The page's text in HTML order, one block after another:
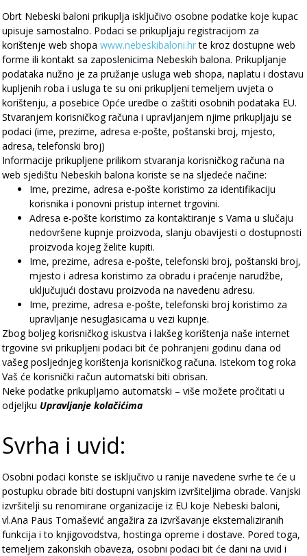
Obrt Nebeski baloni prikuplja isključivo osobne podatke koje kupac
upisuje samostalno. Podaci se prikupljaju registracijom za
korištenje web shopa www.nebeskibaloni.hrte kroz dostupne web
forme ili kontakt sa zaposlenicima Nebeskih balona. Prikupljanje
podataka nužno je za pružanje usluga web shopa, naplatu i dostavu
kupljenih roba i usluga te su oni prikupljeni temeljem uvjeta o
korištenju, a posebice Opće uredbe o zaštiti osobnih podataka EU.
Stvaranjem korisničkog računa i upravljanjem njime prikupljaju se
podaci (ime, prezime, adresa e-pošte, poštanski broj, mjesto,
adresa, telefonski broj)
Informacije prikupljene prilikom stvaranja korisničkog računa na
web sjedištu Nebeskih balona koriste se na sljedeće načine:
Ime, prezime, adresa e-pošte koristimo za identifikaciju
korisnika i ponovni pristup internet trgovini.
Adresa e-pošte koristimo za kontaktiranje s Vama u slučaju
nedovršene kupnje proizvoda, slanju obavijesti o dostupnosti
proizvoda kojeg želite kupiti.
Ime, prezime, adresa e-pošte, telefonski broj, poštanski broj,
mjesto i adresa koristimo za obradu i praćenje narudžbe,
uključujući dostavu proizvoda na navedenu adresu.
Ime, prezime, adresa e-pošte, telefonski broj koristimo za
upravljanje nesuglasicama u vezi kupnje.
Zbog boljeg korisničkog iskustva i lakšeg korištenja naše internet
trgovine svi prikupljeni podaci bit će pohranjeni godinu dana od
vašeg posljednjeg korištenja korisničkog računa. Istekom tog roka
Vaš će korisnički račun automatski biti obrisan.
Neke podatke prikupljamo automatski – više možete pročitati u
odjeljku Upravljanje kolačićima
Svrha i uvid:
Osobni podaci koriste se isključivo u ranije navedene svrhe te će u
postupku obrade biti dostupni vanjskim izvršiteljima obrade. Vanjski
izvršitelji su renomirane organizacije iz EU koje Nebeski baloni,
vl.Ana Paus Tomašević angažira za izvršavanje eksternaliziranih
funkcija i to knjigovodstva, hostinga opreme i dostave. Pored toga,
temeljem zakonskih obaveza, osobni podaci bit će dani na uvid i